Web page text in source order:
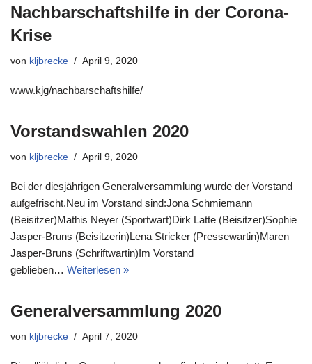
Nachbarschaftshilfe in der Corona-
Krise
von kljbrecke April 9, 2020
www.kjg/nachbarschaftshilfe/
Vorstandswahlen 2020
von kljbrecke April 9, 2020
Bei der diesjährigen Generalversammlung wurde der Vorstand
aufgefrischt.Neu im Vorstand sind:Jona Schmiemann
(Beisitzer)Mathis Neyer (Sportwart)Dirk Latte (Beisitzer)Sophie
Jasper-Bruns (Beisitzerin)Lena Stricker (Pressewartin)Maren
Jasper-Bruns (Schriftwartin)Im Vorstand
geblieben… Weiterlesen »
Generalversammlung 2020
von kljbrecke April 7, 2020